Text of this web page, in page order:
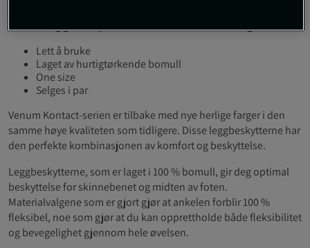
Lett å bruke
Laget av hurtigtørkende bomull
One size
Selges i par
Venum Kontact-serien er tilbake med nye herlige farger i den
samme høye kvaliteten som tidligere. Disse leggbeskytterne har
den perfekte kombinasjonen av komfort og beskyttelse.
Leggbeskytterne, som er laget i 100 % bomull, gir deg optimal
beskyttelse for skinnebenet og midten av foten.
Materialvalgene som er gjort gjør at ankelen forblir 100 %
fleksibel, noe som gjør at du kan opprettholde både fleksibilitet
og bevegelighet gjennom hele øvelsen.